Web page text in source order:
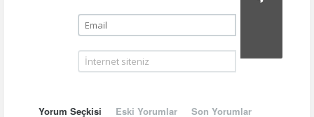
Yorum Seçkisi Eski Yorumlar Son Yorumlar